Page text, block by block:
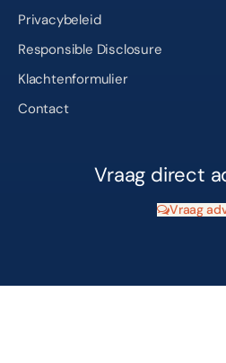
Privacybeleid
Responsible Disclosure
Klachtenformulier
Contact
Vraag direct
Vraag